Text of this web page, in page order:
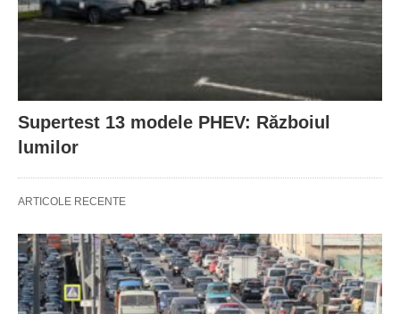
Supertest 13 modele PHEV: Războiul
lumilor
ARTICOLE RECENTE